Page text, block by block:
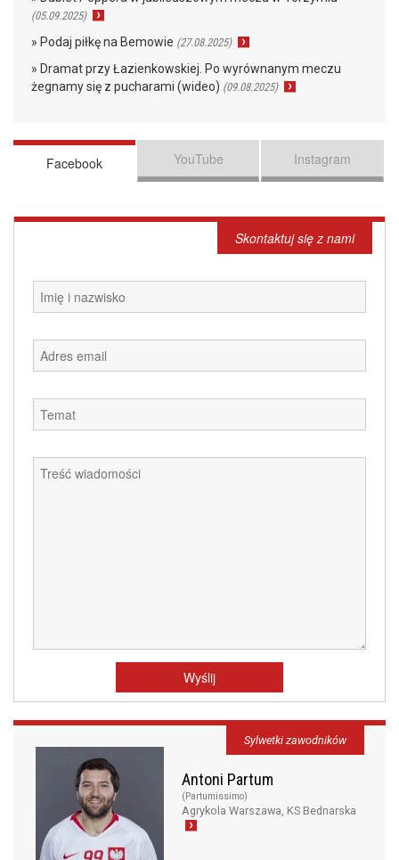
(05.09.2025)
» Podaj piłkę na Bemowie (27.08.2025)
» Dramat przy Łazienkowskiej. Po wyrównanym meczu
żegnamy się z pucharami (wideo) (09.08.2025)
Facebook YouTube Instagram
Skontaktuj się z nami
Antoni Partum
(Partumissimo)
Agrykola Warszawa, KS Bednarska
Sylwetki zawodników